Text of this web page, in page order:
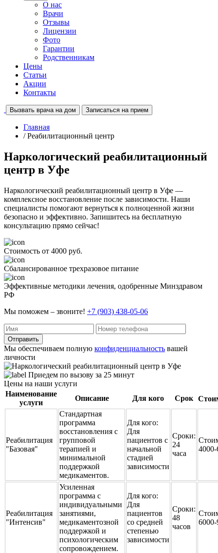
О нас
Врачи
Отзывы
Лицензии
Фото
Гарантии
Родственникам
Цены
Статьи
Акции
Контакты
Вызвать врача на дом Записаться на прием
Главная
/ Реабилитационный центр
Наркологический реабилитационный
центр в Уфе
Наркологический реабилитационный центр в Уфе —
комплексное восстановление после зависимости. Наши
специалисты помогают вернуться к полноценной жизни
безопасно и эффективно. Запишитесь на бесплатную
консультацию прямо сейчас!
Стоимость от 4000 руб.
Сбалансированное трехразовое питание
Эффективные методики лечения, одобренные Минздравом
РФ
Мы поможем – звоните! +7 (903) 438-05-06
Отправить
Мы обеспечиваем полную конфиденциальность вашей
личности
Приедем по вызову за 25 минут
Цены на наши услуги
Наименование
услуги
Описание Для кого Срок
Реабилитация
"Базовая"
Стандартная
программа
восстановления с
групповой
терапией и
минимальной
поддержкой
медикаментов.
Для кого:
Для
пациентов с
начальной
стадией
зависимости
Сроки:
24
часа
Реабилитация
"Интенсив"
Усиленная
программа с
индивидуальными
занятиями,
медикаментозной
поддержкой и
психологическим
сопровождением.
Для кого:
Для
пациентов
со средней
степенью
зависимости
Сроки:
48
часов